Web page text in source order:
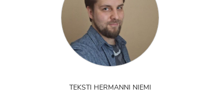
TEKSTI HERMANNI NIEMI